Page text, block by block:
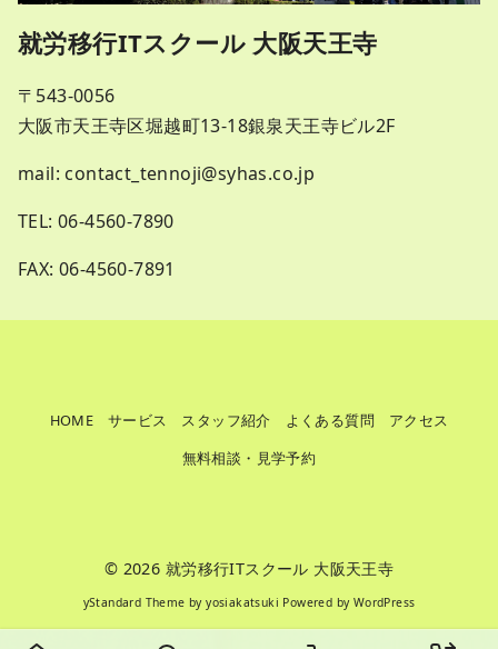
就労移行ITスクール 大阪天王寺
〒543-0056
大阪市天王寺区堀越町13-18銀泉天王寺ビル2F
mail: contact_tennoji@syhas.co.jp
TEL: 06-4560-7890
FAX: 06-4560-7891
HOME サービス スタッフ紹介 よくある質問
アクセス
無料相談・見学予約
© 2026 就労移行ITスクール 大阪天王寺
yStandard Theme byyosiakatsuki Powered by WordPress